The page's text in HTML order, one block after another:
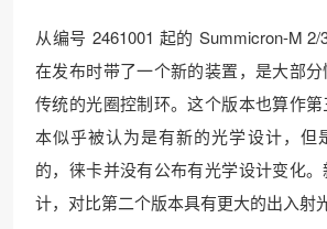
从编号 2461001 起的 Summicron-M
在发布时带了一个新的装置，是大部
传统的光圈控制环。这个版本也算作
本似乎被认为是有新的光学设计，但
的，徕卡并没有公布有光学设计变化
计，对比第二个版本具有更大的出入射